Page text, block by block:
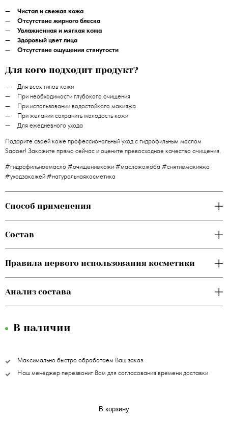
Чистая и свежая кожа
Отсутствие жирного блеска
Увлажненная и мягкая кожа
Здоровый цвет лица
Отсутствие ощущения стянутости
Для кого подходит продукт?
Для всех типов кожи
При необходимости глубокого очищения
При использовании водостойкого макияжа
При желании сохранить молодость кожи
Для ежедневного ухода
Подарите своей коже профессиональный уход с гидрофильным маслом
Sadoer! Закажите прямо сейчас и оцените превосходное качество очищения.
#гидрофильноемасло #очищениекожи #масложожоба #снятиемакияжа
#уходзакожей #натуральнаякосметика
Способ применения
Состав
Правила первого использования косметики
Анализ состава
В наличии
Максимально быстро обработаем Ваш заказ
Наш менеджер перезвонит Вам для согласования времени доставки
В корзину